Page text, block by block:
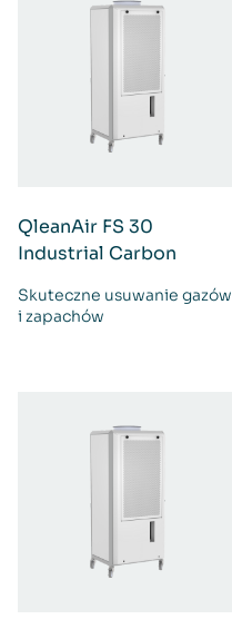
QleanAir FS 30
Industrial Carbon
Skuteczne usuwanie gazów
i zapachów